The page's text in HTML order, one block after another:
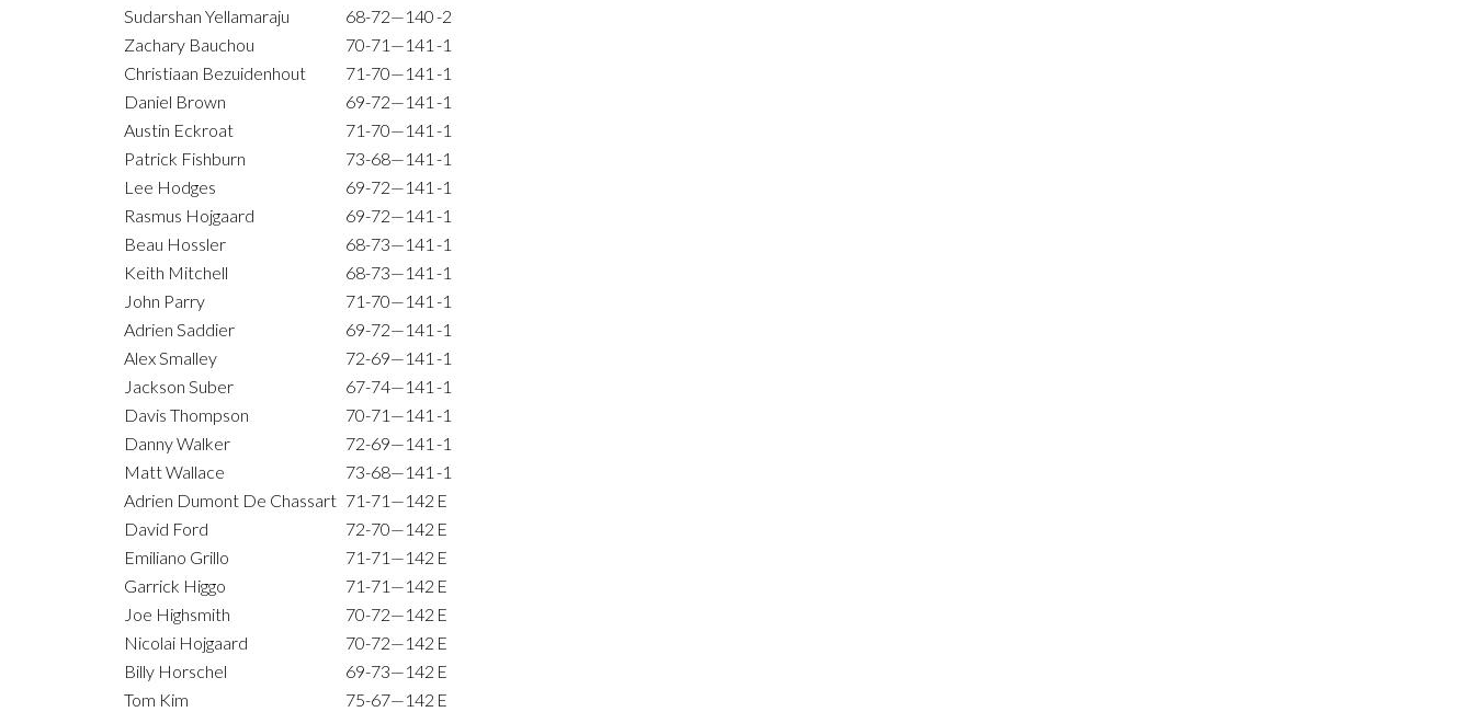
Sudarshan Yellamaraju
68-72—140-2
Zachary Bauchou
70-71—141 -1
Christiaan Bezuidenhout
71-70—141 -1
Daniel Brown
69-72—141 -1
Austin Eckroat
71-70—141 -1
Patrick Fishburn
73-68—141 -1
Lee Hodges
69-72—141 -1
Rasmus Hojgaard
69-72—141 -1
Beau Hossler
68-73—141 -1
Keith Mitchell
68-73—141 -1
John Parry
71-70—141 -1
Adrien Saddier
69-72—141 -1
Alex Smalley
72-69—141 -1
Jackson Suber
67-74—141 -1
Davis Thompson
70-71—141 -1
Danny Walker
72-69—141 -1
Matt Wallace
73-68—141 -1
Adrien Dumont De Chassart 71-71—142 E
David Ford
72-70—142 E
Emiliano Grillo
71-71—142 E
Garrick Higgo
71-71—142 E
Joe Highsmith
70-72—142 E
Nicolai Hojgaard
70-72—142 E
Billy Horschel
69-73—142 E
Tom Kim
75-67—142 E